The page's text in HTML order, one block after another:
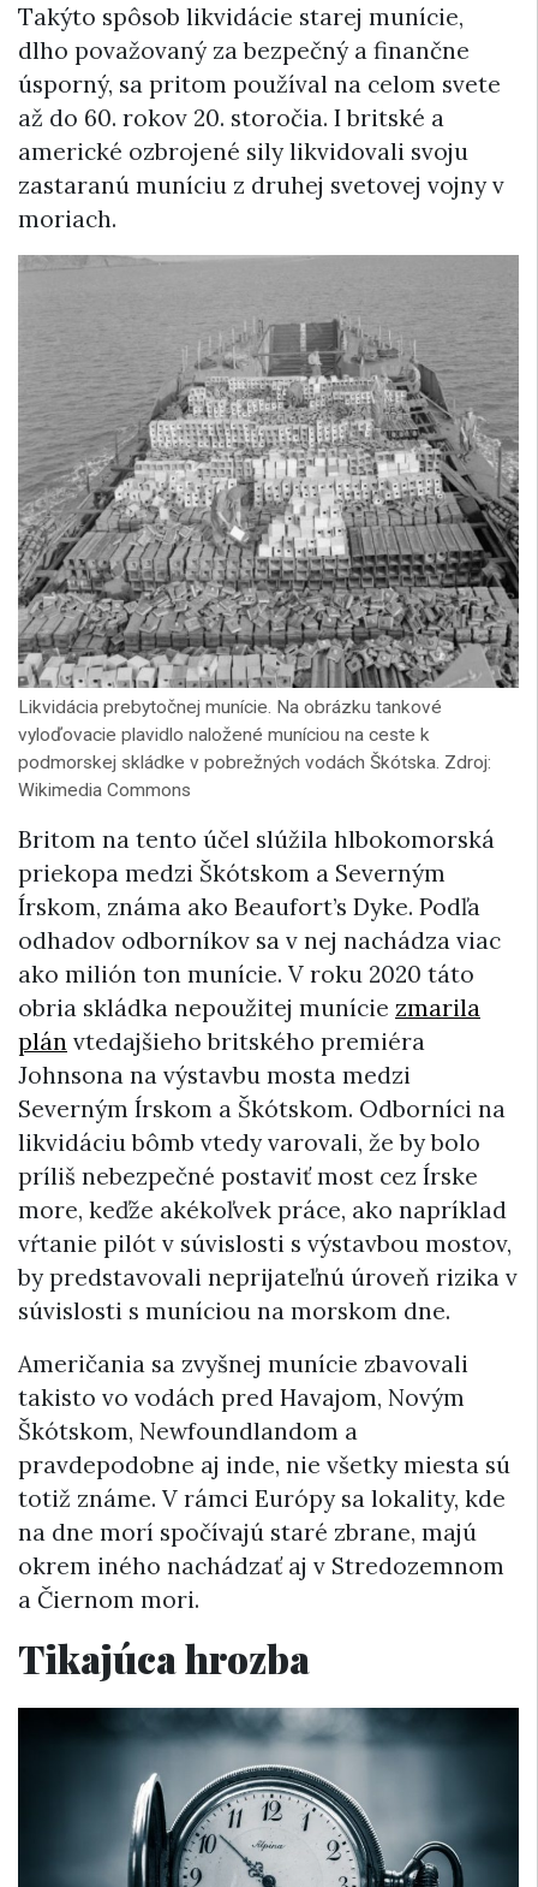
Takýto spôsob likvidácie starej munície,
dlho považovaný za bezpečný a finančne
úsporný, sa pritom používal na celom svete
až do 60. rokov 20. storočia. I britské a
americké ozbrojené sily likvidovali svoju
zastaranú muníciu z druhej svetovej vojny v
moriach.
Likvidácia prebytočnej munície. Na obrázku tankové
vyloďovacie plavidlo naložené muníciou na ceste k
podmorskej skládke v pobrežných vodách Škótska. Zdroj:
Wikimedia Commons
Britom na tento účel slúžila hlbokomorská
priekopa medzi Škótskom a Severným
Írskom, známa ako Beaufort’s Dyke. Podľa
odhadov odborníkov sa v nej nachádza viac
ako milión ton munície. V roku 2020 táto
obria skládka nepoužitej munície zmarila
plán vtedajšieho britského premiéra
Johnsona na výstavbu mosta medzi
Severným Írskom a Škótskom. Odborníci na
likvidáciu bômb vtedy varovali, že by bolo
príliš nebezpečné postaviť most cez Írske
more, keďže akékoľvek práce, ako napríklad
vŕtanie pilót v súvislosti s výstavbou mostov,
by predstavovali neprijateľnú úroveň rizika v
súvislosti s muníciou na morskom dne.
Američania sa zvyšnej munície zbavovali
takisto vo vodách pred Havajom, Novým
Škótskom, Newfoundlandom a
pravdepodobne aj inde, nie všetky miesta sú
totiž známe. V rámci Európy sa lokality, kde
na dne morí spočívajú staré zbrane, majú
okrem iného nachádzať aj v Stredozemnom
a Čiernom mori.
Tikajúca hrozba